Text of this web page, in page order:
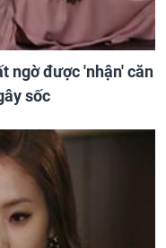
ngờ được 'nhận' căn
sốc